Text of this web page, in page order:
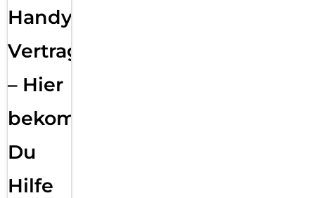
Handy
Vertragsabwicklung
– Hier
bekommst
Du
Hilfe